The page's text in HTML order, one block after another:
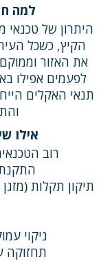
למה
היתרון של טכנאי
הקיץ, כשכל
את האזור
לפעמים אפילו
תנאי האקלים
אילו
רוב
תיקון תקלות
ניקוי
תחזוקה